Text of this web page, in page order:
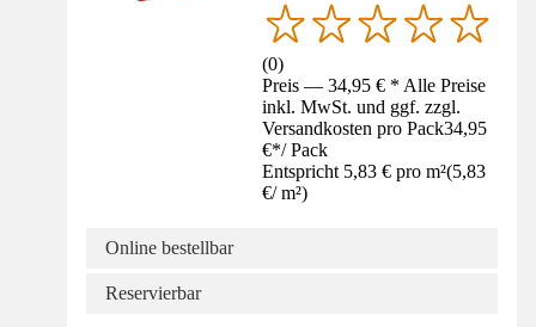
(0)
Preis — 34,95 € * Alle Preise
inkl. MwSt. und ggf. zzgl.
Versandkosten pro Pack34,95
€*/ Pack
Entspricht 5,83 € pro m²(5,83
€/ m²)
Online bestellbar
Reservierbar